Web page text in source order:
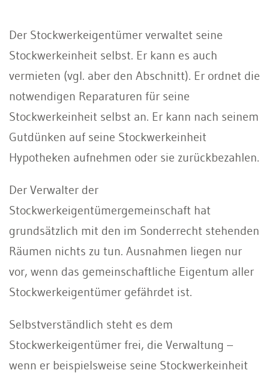
Der Stockwerkeigentümer verwaltet seine
Stockwerkeinheit selbst. Er kann es auch
vermieten (vgl. aber den Abschnitt). Er ordnet die
notwendigen Reparaturen für seine
Stockwerkeinheit selbst an. Er kann nach seinem
Gutdünken auf seine Stockwerkeinheit
Hypotheken aufnehmen oder sie zurückbezahlen.
Der Verwalter der
Stockwerkeigentümergemeinschaft hat
grundsätzlich mit den im Sonderrecht stehenden
Räumen nichts zu tun. Ausnahmen liegen nur
vor, wenn das gemeinschaftliche Eigentum aller
Stockwerkeigentümer gefährdet ist.
Selbstverständlich steht es dem
Stockwerkeigentümer frei, die Verwaltung –
wenn er beispielsweise seine Stockwerkeinheit